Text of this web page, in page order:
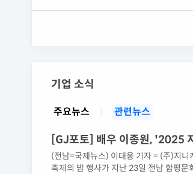
기업 소식
주요뉴스 관련뉴스
[GJ포토] 배우 이종원, '2025
(전남=국제뉴스) 이대웅 기자 = (주)지
축제의 밤 행사가 지난 23일 전남 함평